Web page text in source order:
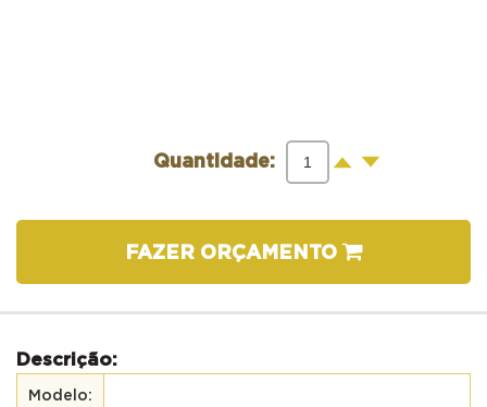
Quantidade: + -
FAZER ORÇAMENTO
Descrição: